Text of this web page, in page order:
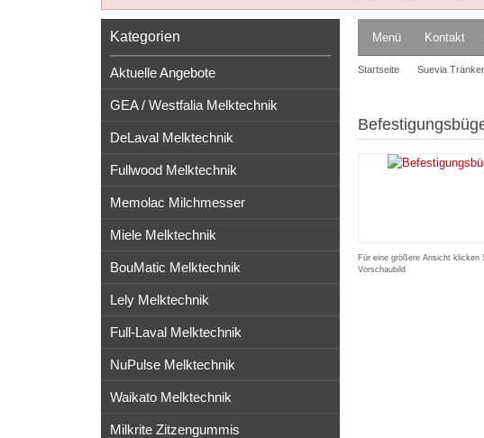
Menü Kontakt
Startseite Suevia
Für eine größere Ansicht klicken
Vorschaubild
Kategorien
Aktuelle Angebote
GEA / Westfalia Melktechnik
DeLaval Melktechnik
Fullwood Melktechnik
Memolac Milchmesser
Miele Melktechnik
BouMatic Melktechnik
Lely Melktechnik
Full-Laval Melktechnik
NuPulse Melktechnik
Waikato Melktechnik
Milkrite Zitzengummis